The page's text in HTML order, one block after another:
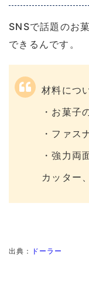
SNSで話題のお
できるんです。
材料につ
・お菓子
・ファス
・強力両
カッター
出典： ドーラー